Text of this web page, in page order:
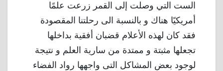
الست التي وصلت إلى القمر زرعت علمًا
أمريكيًا هناك و بالنسبة الى رحلتنا المقصودة
فقد كان لهذه الأعلام قضبان أفقية بداخلها
تجعلها مثبتة و ممتدة من سارية العلم و نتيجة
لوجود بعض المشاكل التى واجهها رواد الفضاء